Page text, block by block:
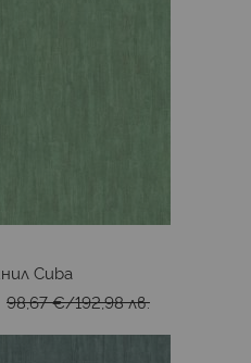
Cuba
98,67 €/192,98 лв.